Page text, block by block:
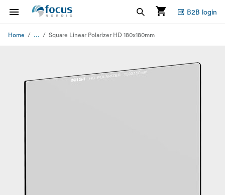
B2B login
Home ... Square Linear Polarizer HD 180x180mm